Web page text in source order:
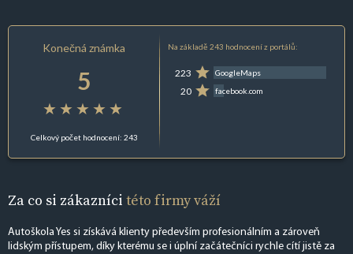
Konečná známka
5
Celkový počet hodnocení: 243
Na základě 243 hodnocení z portálů:
223 GoogleMaps
20 facebook.com
Za co si zákazníci této firmy váží
Autoškola Yes si získává klienty především profesionálním a zároveň
lidským přístupem, díky kterému se i úplní začátečníci rychle cítí jistě za